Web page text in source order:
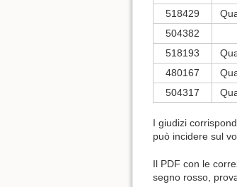
518429
504382
518193
480167
504317
I giudizi
può incidere sul
Il PDF con le
segno rosso,